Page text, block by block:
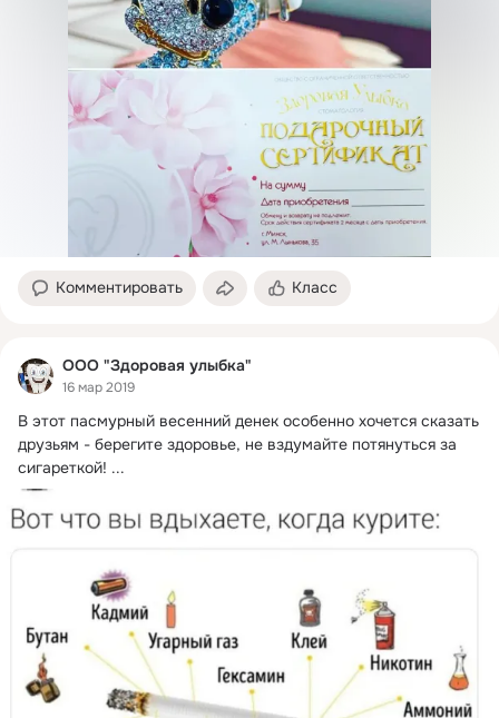
Комментировать Класс
ООО "Здоровая улыбка"
16 мар 2019
В этот пасмурный весенний денек особенно хочется сказать
друзьям - берегите здоровье, не вздумайте потянуться за
сигареткой! ...